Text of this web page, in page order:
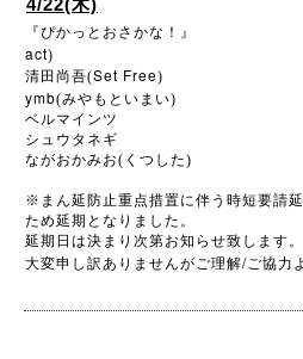
4/22(木)
『ぴかっとおさかな！』
act)
清田尚吾(Set Free)
ymb(みやもといまい)
ベルマインツ
シュウタネギ
ながおかみお(くつした)
※ まん延防止重点措置に伴う時短要請
ため延期となりました。
延期日は決まり次第お知らせ致します。
大変申し訳ありませんがご理解/ご協力